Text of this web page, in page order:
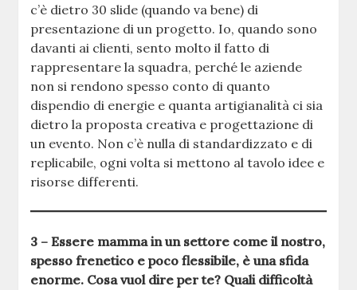
c’è dietro 30 slide (quando va bene) di
presentazione di un progetto. Io, quando sono
davanti ai clienti, sento molto il fatto di
rappresentare la squadra, perché le aziende
non si rendono spesso conto di quanto
dispendio di energie e quanta artigianalità ci sia
dietro la proposta creativa e progettazione di
un evento. Non c’è nulla di standardizzato e di
replicabile, ogni volta si mettono al tavolo idee e
risorse differenti.
3 – Essere mamma in un settore come il nostro,
spesso frenetico e poco flessibile, è una sfida
enorme. Cosa vuol dire per te? Quali difficoltà